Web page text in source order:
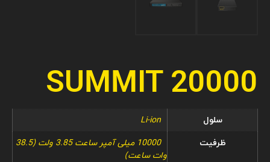
SUMMIT 20000
سلول
Li-ion
ظرفیت
10000 میلی آمپر ساعت 3.85 ولت (38.5
وات ساعت)